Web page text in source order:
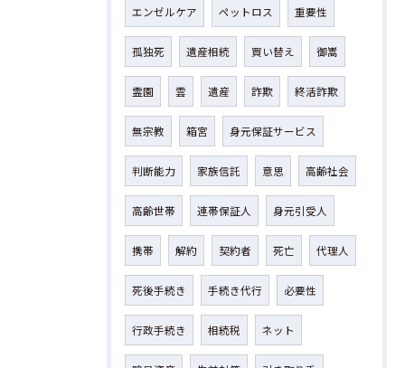
エンゼルケア ペットロス 重要性
孤独死 遺産相続 買い替え 御嵩
霊園 雲 遺産 詐欺 終活詐欺
無宗教 箱宮 身元保証サービス
判断能力 家族信託 意思 高齢社会
高齢世帯 連帯保証人 身元引受人
携帯 解約 契約者 死亡 代理人
死後手続き 手続き代行 必要性
行政手続き 相続税 ネット